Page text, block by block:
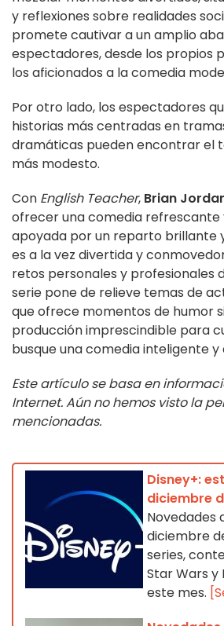
y reflexiones sobre realidades
promete cautivar a un amplio
espectadores, desde los propios
los aficionados a la comedia
Por otro lado, los espectadores
historias más centradas en
dramáticas pueden encontrar el
más modesto.
Con English Teacher, Brian
ofrecer una comedia refrescante
apoyada por un reparto brillante
es a la vez divertida y
retos personales y profesionales
serie pone de relieve temas de
que ofrece momentos de humor
producción imprescindible para
busque una comedia inteligente y
Este artículo se basa en
Internet. Aún no hemos visto la
mencionadas.
Disney+:
diciembre
Novedades
diciembre
series,
Star Wars y
este mes.